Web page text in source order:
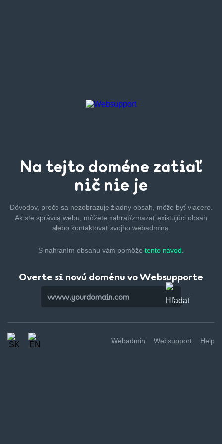
Na tejto doméne zatiaľ
nič nie je
Dôvodov, prečo sa nezobrazuje žiadny obsah, môže byťviacero.
Ak ste správca webu, môžete nahrať/zmazaťexistujúci obsah
alebo kontaktovať svojho webadmina.
S nahraním obsahu vám pomôže tento návod.
Overte si novú doménu vo Websupporte
Webadmin Websupport Help